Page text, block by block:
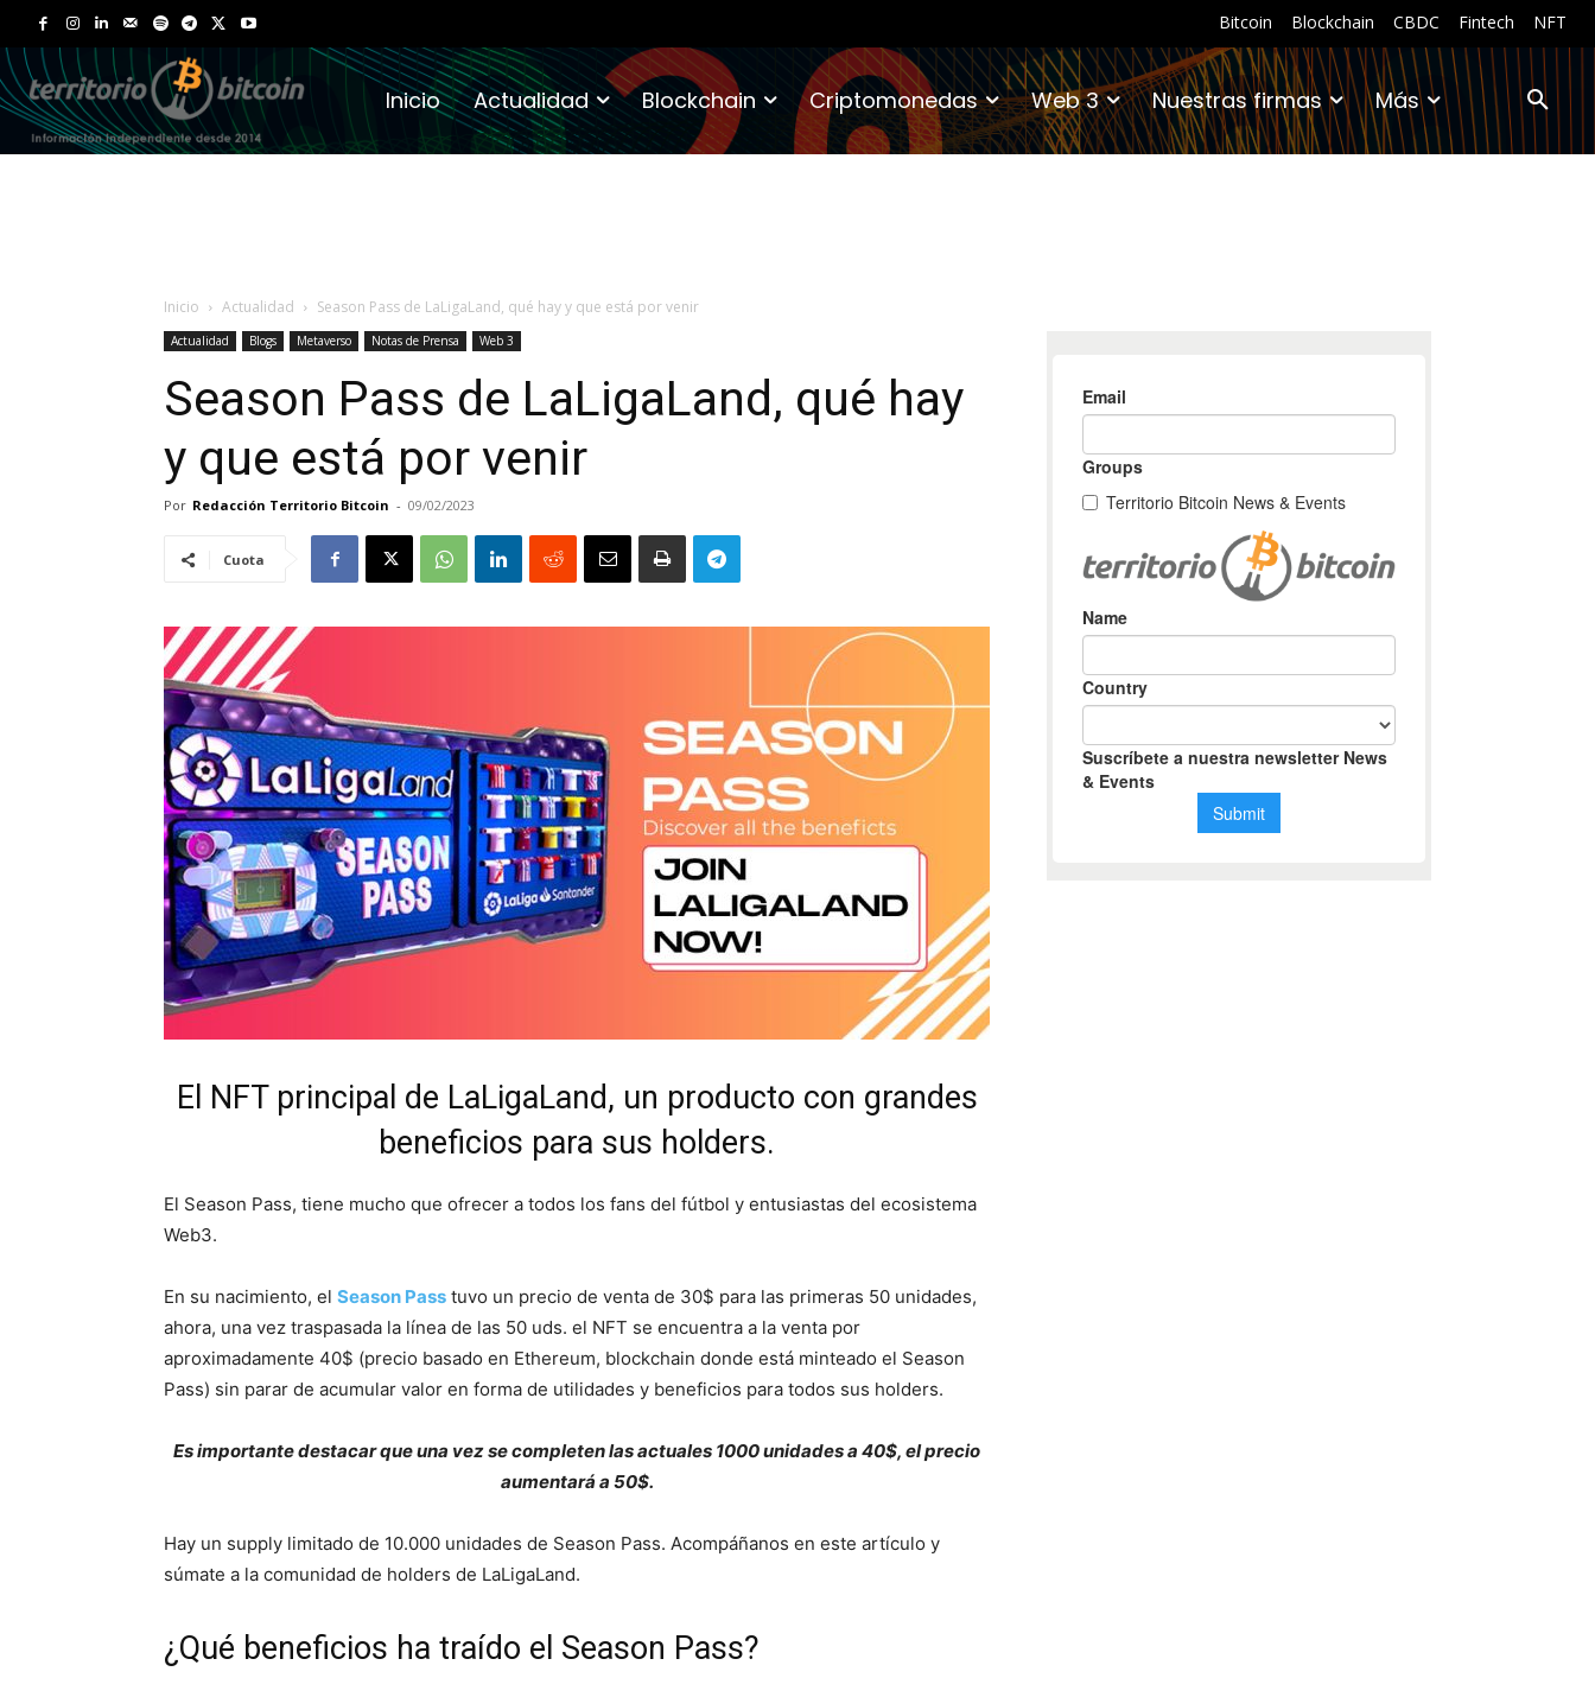
Bitcoin Blockchain CBDC Fintech NFT
Inicio Actualidad Blockchain Criptomonedas Web 3 Nuestras firmas Más
Inicio Actualidad Season Pass de LaLigaLand, qué hay y que está por venir
Actualidad Blogs Metaverso Notas de Prensa Web 3
Season Pass de LaLigaLand, qué hay
y que está por venir
Por Redacción Territorio Bitcoin - 09/02/2023
Cuota
El NFT principal de LaLigaLand, un producto con grandes
beneficios para sus holders.
El Season Pass, tiene mucho que ofrecer a todos los fans del fútbol y entusiastas del ecosistema
Web3.
En su nacimiento, el Season Pass tuvo un precio de venta de 30$ para las primeras 50 unidades,
ahora, una vez traspasada la línea de las 50 uds. el NFT se encuentra a la venta por
aproximadamente 40$ (precio basado en Ethereum, blockchain donde está minteado el Season
Pass) sin parar de acumular valor en forma de utilidades y beneficios para todos sus holders.
Es importante destacar que una vez se completen las actuales 1000 unidades a 40$, el precio
aumentará a 50$.
Hay un supply limitado de 10.000 unidades de Season Pass. Acompáñanos en este artículo y
súmate a la comunidad de holders de LaLigaLand.
¿Qué beneficios ha traído el Season Pass?